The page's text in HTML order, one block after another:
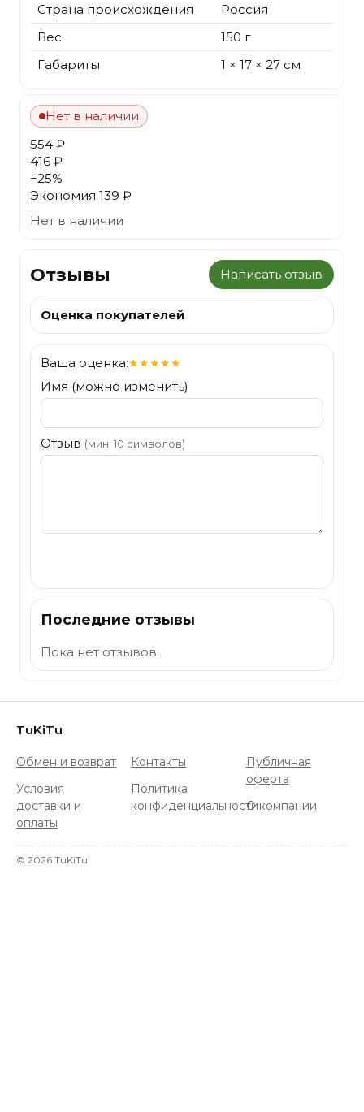
Страна происхождения
Россия
Вес
150 г
Габариты
1 × 17 × 27 см
Нет в наличии
554 ₽
416 ₽
−25%
Экономия 139 ₽
Нет в наличии
Отзывы Написать отзыв
Оценка покупателей
Ваша оценка:★★★★★
Имя (можно изменить)
Отзыв (мин. 10 символов)
Последние отзывы
Пока нет отзывов.
TuKiTu
Обмен и возврат
Условия
доставки и
оплаты
Контакты
Политика
конфиденциальности
Публичная
оферта
О компании
© 2026 TuKiTu